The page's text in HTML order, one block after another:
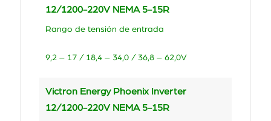
12/1200-220V NEMA 5-15R
Rango de tensión de entrada
9,2 – 17 / 18,4 – 34,0 / 36,8 – 62,0V
Victron Energy Phoenix Inverter
12/1200-220V NEMA 5-15R